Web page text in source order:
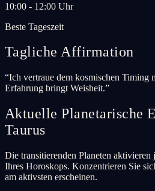
10:00 - 12:00 Uhr
Beste Tageszeit
Tagliche Affirmation
“Ich vertraue dem kosmischen Timing
Erfahrung bringt Weisheit.”
Aktuelle Planetarische
Taurus
Die transitierenden Planeten aktivieren
Ihres Horoskops. Konzentrieren Sie
am aktivsten erscheinen.